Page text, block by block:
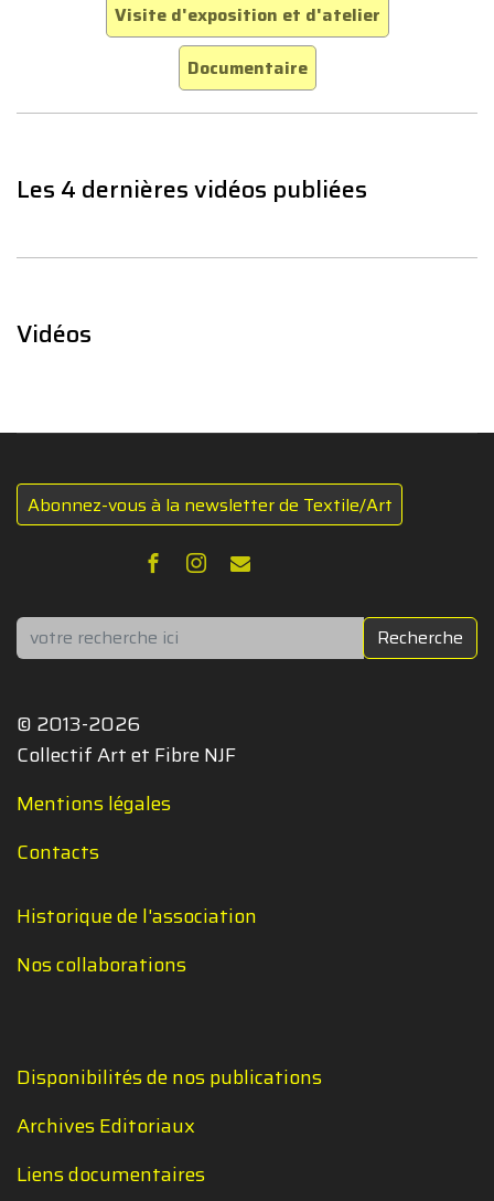
Visite d'exposition et d'atelier
Documentaire
Les 4 dernières vidéos publiées
Vidéos
Abonnez-vous à la newsletter de Textile/Art
Rechercher Recherche
© 2013-2026
Collectif Art et Fibre NJF
Mentions légales
Contacts
Historique de l'association
Nos collaborations
Disponibilités de nos publications
Archives Editoriaux
Liens documentaires